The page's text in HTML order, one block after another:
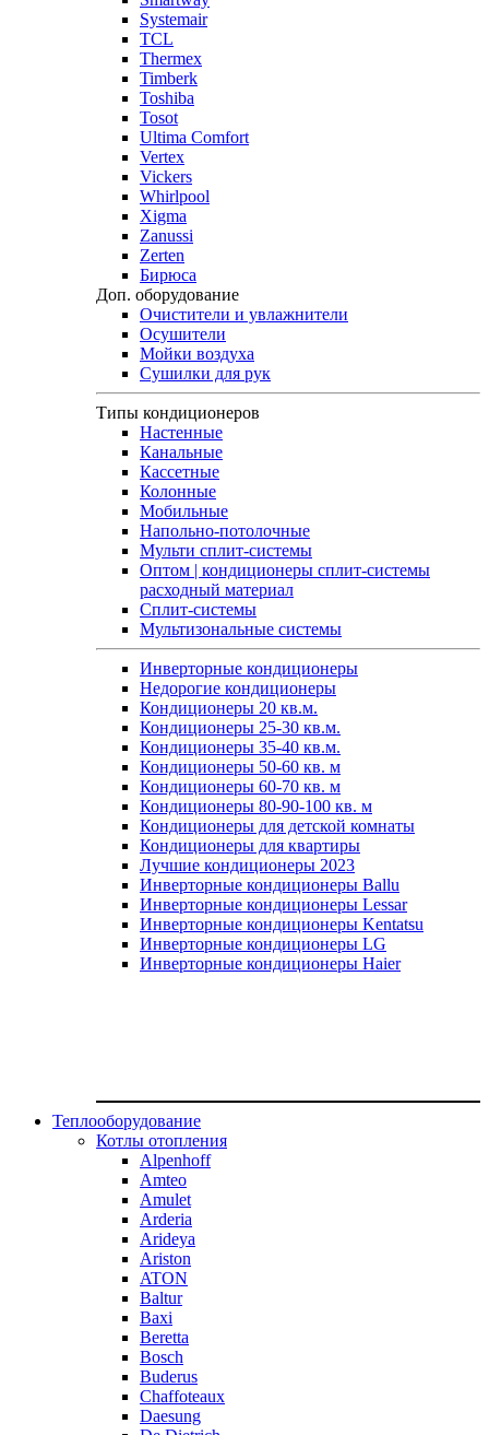
Systemair
TCL
Thermex
Timberk
Toshiba
Tosot
Ultima Comfort
Vertex
Vickers
Whirlpool
Xigma
Zanussi
Zerten
Бирюса
Доп. оборудование
Очистители и увлажнители
Осушители
Мойки воздуха
Сушилки для рук
Типы кондиционеров
Настенные
Канальные
Кассетные
Колонные
Мобильные
Напольно-потолочные
Мульти сплит-системы
Оптом | кондиционеры сплит-системы
расходный материал
Сплит-системы
Мультизональные системы
Инверторные кондиционеры
Недорогие кондиционеры
Кондиционеры 20 кв.м.
Кондиционеры 25-30 кв.м.
Кондиционеры 35-40 кв.м.
Кондиционеры 50-60 кв. м
Кондиционеры 60-70 кв. м
Кондиционеры 80-90-100 кв. м
Кондиционеры для детской комнаты
Кондиционеры для квартиры
Лучшие кондиционеры 2023
Инверторные кондиционеры Ballu
Инверторные кондиционеры Lessar
Инверторные кондиционеры Kentatsu
Инверторные кондиционеры LG
Инверторные кондиционеры Haier
Теплооборудование
Котлы отопления
Alpenhoff
Amteo
Amulet
Arderia
Arideya
Ariston
ATON
Baltur
Baxi
Beretta
Bosch
Buderus
Chaffoteaux
Daesung